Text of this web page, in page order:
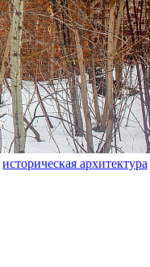
историческая архитектура